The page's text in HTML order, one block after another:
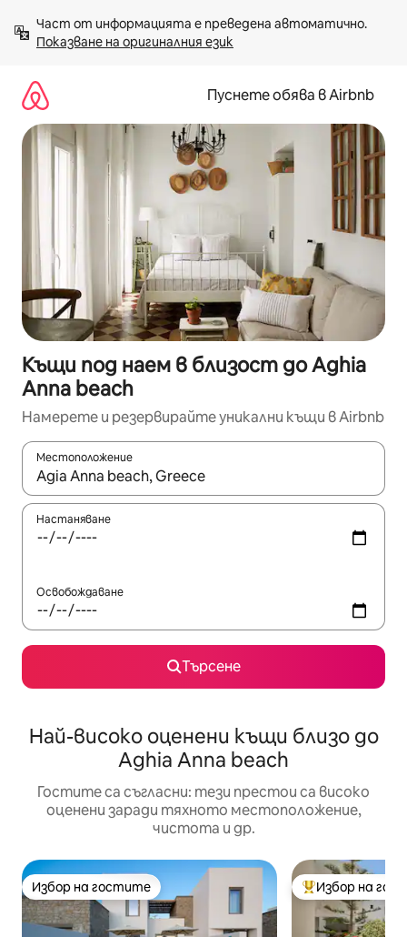
към
съдържанието
Показване на оригиналния език
Пуснете обява в Airbnb
Къщи под наем в близост до Aghia
Anna beach
Намерете и резервирайте уникални къщи в Airbnb
Местоположение
Когато резултатите се покажат, използвайте
Настаняване
Освобождаване
Търсене
Най-високо оценени къщи близо до
Aghia Anna beach
Гостите са съгласни: тези престои са високо
оценени заради тяхното местоположение,
чистота и др.
Избор на гостите
Избор на гостите Най-популярен
Избор на